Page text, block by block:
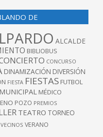
DE
ALCALDE
BIBLIOBUS
CONCURSO
DINAMIZACIÓN DIVERSIÓN
FIESTA FIESTAS FUTBOL
MUNICIPAL MÉDICO
POZO PREMIOS
TEATRO TORNEO
VECINOS VERANO